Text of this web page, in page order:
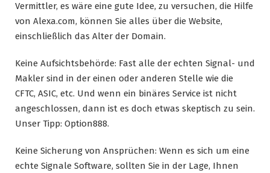
Vermittler, es wäre eine gute Idee, zu versuchen, die Hilfe
von Alexa.com, können Sie alles über die Website,
einschließlich das Alter der Domain.
Keine Aufsichtsbehörde: Fast alle der echten Signal- und
Makler sind in der einen oder anderen Stelle wie die
CFTC, ASIC, etc. Und wenn ein binäres Service ist nicht
angeschlossen, dann ist es doch etwas skeptisch zu sein.
Unser Tipp: Option888.
Keine Sicherung von Ansprüchen: Wenn es sich um eine
echte Signale Software, sollten Sie in der Lage, Ihnen